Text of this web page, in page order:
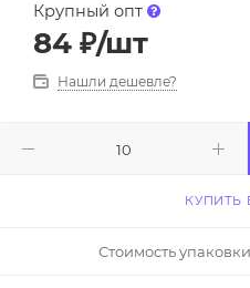
Крупный опт
84 ₽/шт
Нашли дешевле?
КУПИТЬ
Стоимость